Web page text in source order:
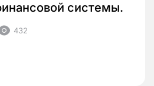
системы.
432